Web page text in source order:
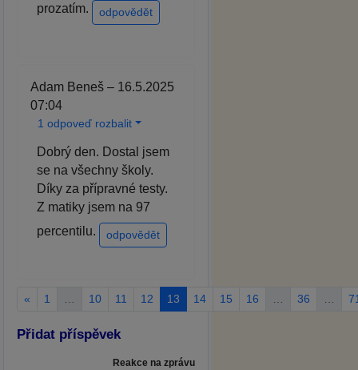
prozatím.
odpovědět
Adam Beneš – 16.5.2025
07:04
1 odpoveď rozbalit
Dobrý den. Dostal jsem
se na všechny školy.
Díky za přípravné testy.
Z matiky jsem na 97
percentilu.
odpovědět
« 1 10 11 12 13 14 15 16 36
Přidat příspěvek
Reakce na zprávu